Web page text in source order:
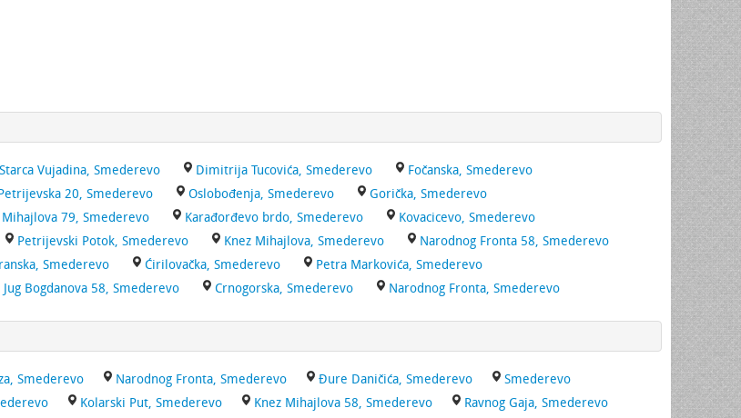
Starca Vujadina, Smederevo Dimitrija Tucovića, Smederevo
Fočanska, Smederevo
20, Smederevo Oslobođenja, Smederevo
Gorička, Smederevo
Mihajlova 79, Smederevo Karađorđevo brdo, Smederevo
Kovacicevo, Smederevo
Petrijevski Potok, Smederevo Knez Mihajlova, Smederevo
Narodnog Fronta 58, Smederevo
Smederevo Ćirilovačka, Smederevo
Petra Markovića, Smederevo
Jug Bogdanova 58, Smederevo Crnogorska, Smederevo Narodnog Fronta, Smederevo
Smederevo Narodnog Fronta, Smederevo Đure Daničića, Smederevo
Smederevo
Kolarski Put, Smederevo Knez Mihajlova 58, Smederevo
Ravnog Gaja, Smederevo